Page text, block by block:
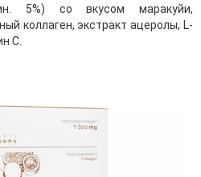
5%) со вкусом маракуйи,
коллаген, экстракт ацеролы, L-
С.